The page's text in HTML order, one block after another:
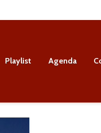
Playlist Agenda